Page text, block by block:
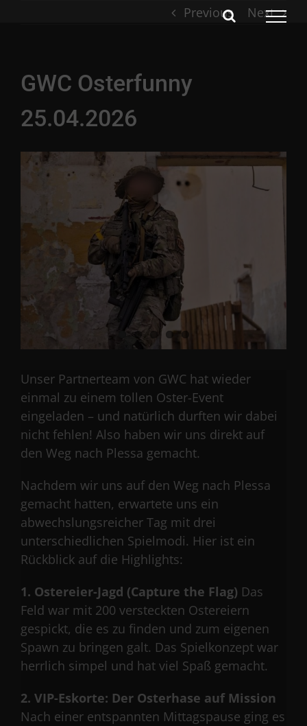
Previous Next
GWC Osterfunny
25.04.2026
Unser Partnerteam von GWC hat wieder
einmal zu einem tollen Oster-Event
eingeladen – und natürlich durften wir dabei
nicht fehlen! Also haben wir uns direkt auf
den Weg nach Plessa gemacht.
Nachdem wir uns auf den Weg nach Plessa
gemacht hatten, erwartete uns ein
abwechslungsreicher Tag mit drei
unterschiedlichen Spielmodi. Hier ist ein
Rückblick auf die Highlights:
1. Ostereier-Jagd (Capture the Flag) Das
Feld war mit 200 versteckten Ostereiern
gespickt, die es zu finden und zum eigenen
Spawn zu bringen galt. Das Spielkonzept war
herrlich simpel und hat viel Spaß gemacht.
2. VIP-Eskorte: Der Osterhase auf Mission
Nach einer entspannten Mittagspause ging es